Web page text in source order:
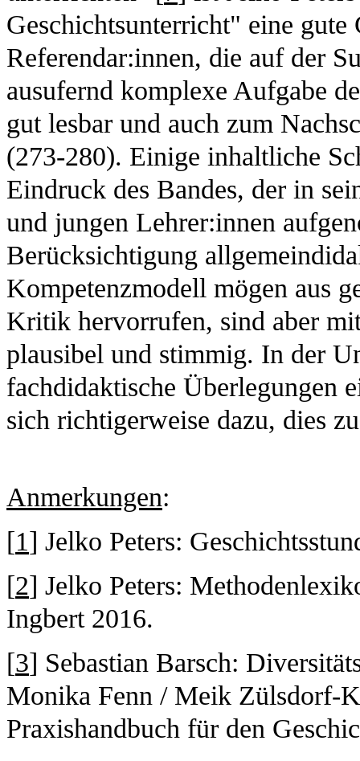
Geschichtsunterricht" eine
Referendar:innen, die auf der
ausufernd komplexe Aufgabe
gut lesbar und auch zum
(273-280). Einige inhaltliche
Eindruck des Bandes, der in
und jungen Lehrer:innen
Berücksichtigung
Kompetenzmodell mögen aus
Kritik hervorrufen, sind aber
plausibel und stimmig. In der
fachdidaktische Überlegungen
sich richtigerweise dazu, dies
Anmerkungen:
[1] Jelko Peters:
[2] Jelko Peters:
Ingbert 2016.
[3] Sebastian Barsch:
Monika Fenn / Meik Zülsdorf-
Praxishandbuch für den